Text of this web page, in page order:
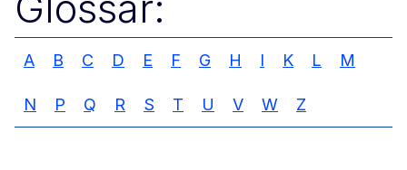
A B C D E F G H I K L M
N P Q R S T U V W Z